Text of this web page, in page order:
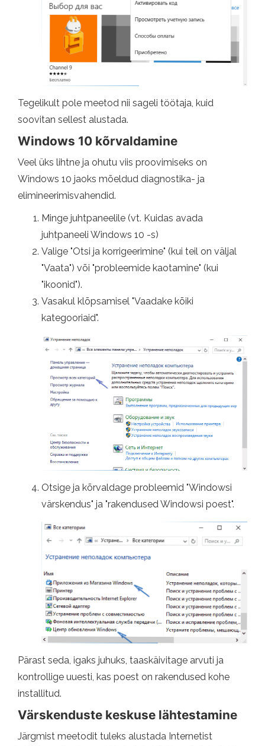
Tegelikult pole meetod nii sageli töötaja, kuid
soovitan sellest alustada.
Windows 10 kõrvaldamine
Veel üks lihtne ja ohutu viis proovimiseks on
Windows 10 jaoks mõeldud diagnostika- ja
elimineerimisvahendid.
Minge juhtpaneelile (vt. Kuidas avada
juhtpaneeli Windows 10 -s)
Valige "Otsi ja korrigeerimine" (kui teil on väljal
"Vaata") või "probleemide kaotamine" (kui
"ikoonid").
Vasakul klõpsamisel "Vaadake kõiki
kategooriaid".
Otsige ja kõrvaldage probleemid "Windowsi
värskendus" ja "rakendused Windowsi poest".
Pärast seda, igaks juhuks, taaskäivitage arvuti ja
kontrollige uuesti, kas poest on rakendused kohe
installitud.
Värskenduste keskuse lähtestamine
Järgmist meetodit tuleks alustada Internetist